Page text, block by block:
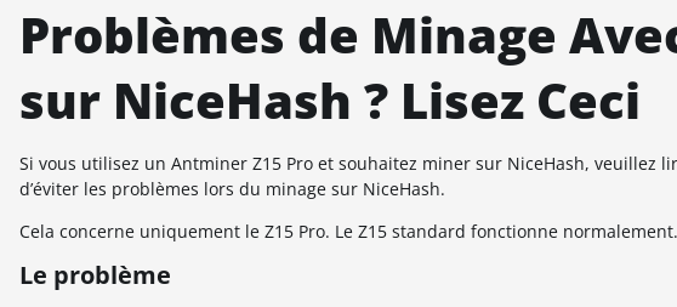
Problèmes de Minage
sur NiceHash ? Lisez Ceci
Si vous utilisez un Antminer Z15 Pro et souhaitez miner sur NiceHash,
d’éviter les problèmes lors du minage sur NiceHash.
Cela concerne uniquement le Z15 Pro. Le Z15 standard fonctionne normalement.
Le problème